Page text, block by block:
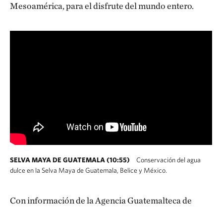
Mesoamérica, para el disfrute del mundo entero.
SELVA MAYA DE GUATEMALA (10:55)
Conservación del agua
dulce en la Selva Maya de Guatemala, Belice y México.
Con información de la Agencia Guatemalteca de